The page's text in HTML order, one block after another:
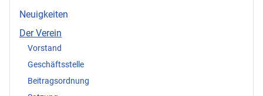
Neuigkeiten
Der Verein
Vorstand
Geschäftsstelle
Beitragsordnung